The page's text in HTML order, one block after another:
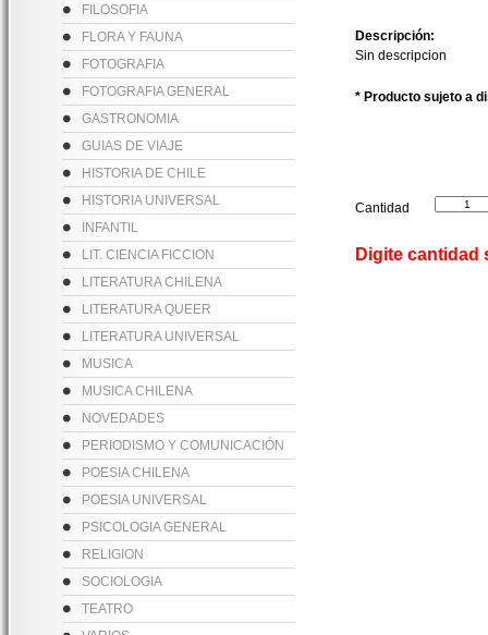
FILOSOFIA
FLORA Y FAUNA
FOTOGRAFIA
FOTOGRAFIA GENERAL
GASTRONOMIA
GUIAS DE VIAJE
HISTORIA DE CHILE
HISTORIA UNIVERSAL
INFANTIL
LIT. CIENCIA FICCION
LITERATURA CHILENA
LITERATURA QUEER
LITERATURA UNIVERSAL
MUSICA
MUSICA CHILENA
NOVEDADES
PERIODISMO Y COMUNICACIÓN
POESIA CHILENA
POESIA UNIVERSAL
PSICOLOGIA GENERAL
RELIGION
SOCIOLOGIA
TEATRO
Descripción:
Sin descripcion
* Producto sujeto a
Cantidad
Digite